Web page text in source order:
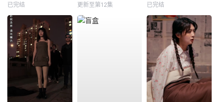
已完结 更新至第12集 已完结